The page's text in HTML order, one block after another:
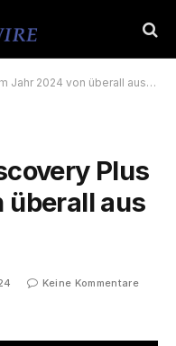
von überall aus online ansehen
Plus
überall aus
Keine Kommentare